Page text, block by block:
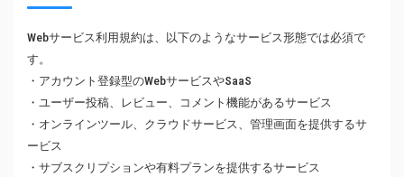
Webサービス利用規約は、以下のようなサービス形態では必須で
す。
・アカウント登録型のWebサービスやSaaS
・ユーザー投稿、レビュー、コメント機能があるサービス
・オンラインツール、クラウドサービス、管理画面を提供するサ
ービス
・サブスクリプションや有料プランを提供するサービス